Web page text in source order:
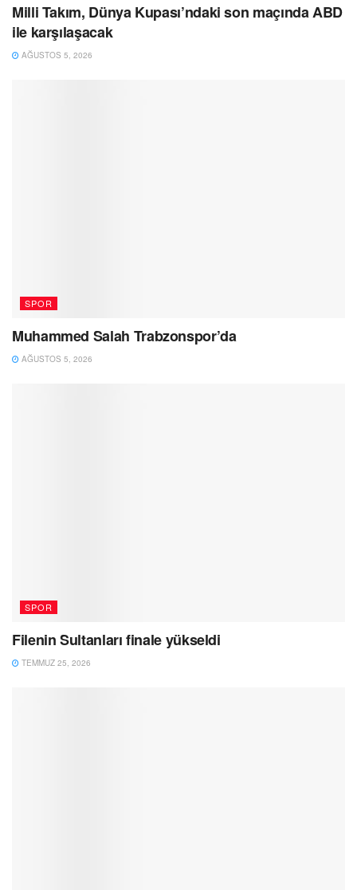
Milli Takım, Dünya Kupası’ndaki son maçında ABD
ile karşılaşacak
AĞUSTOS 5, 2026
SPOR
Muhammed Salah Trabzonspor’da
AĞUSTOS 5, 2026
SPOR
Filenin Sultanları finale yükseldi
TEMMUZ 25, 2026